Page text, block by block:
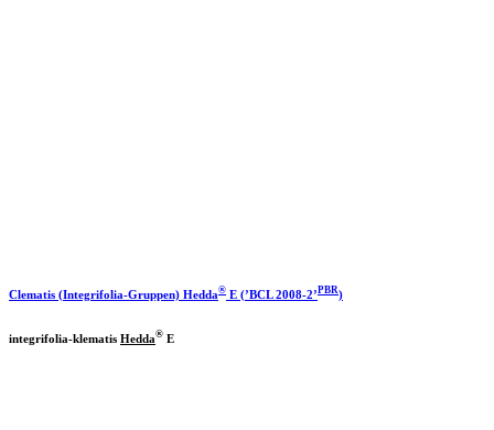
Clematis (Integrifolia-Gruppen) Hedda® E (’BCL 2008-2’PBR)
integrifolia-klematis Hedda® E